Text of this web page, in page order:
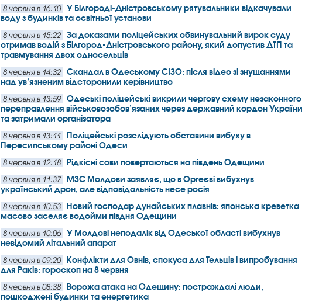
8 червня в 16:10
У Білгороді-Дністровському рятувальники відкачували
воду з будинків та освітньої установи
8 червня в 15:22
За доказами поліцейських обвинувальний вирок суду
отримав водій з Білгород-Дністровського району, який допустив ДТП та
травмування двох односельців
8 червня в 14:32
Скандал в Одеському СІЗО: після відео зі знущаннями
над ув’язненим відсторонили керівництво
8 червня в 13:59
Одеські поліцейські викрили чергову схему незаконного
переправлення військовозобов’язаних через державний кордон України
та затримали організатора
8 червня в 13:11
Поліцейські розслідують обставини вибуху в
Пересипському районі Одеси
8 червня в 12:18 Рідкісні сови повертаються на південь Одещини
8 червня в 11:37
МЗС Молдови заявляє, що в Оргеєві вибухнув
український дрон, але відповідальність несе росія
8 червня в 10:53
Новий господар дунайських плавнів: японська креветка
масово заселяє водойми півдня Одещини
8 червня в 10:06
У Молдові неподалік від Одеської області вибухнув
невідомий літальний апарат
8 червня в 09:20
Конфлікти для Овнів, спокуса для Тельців і випробування
для Раків: гороскоп на 8 червня
8 червня в 08:38
Ворожа атака на Одещину: постраждалі люди,
пошкоджені будинки та енергетика